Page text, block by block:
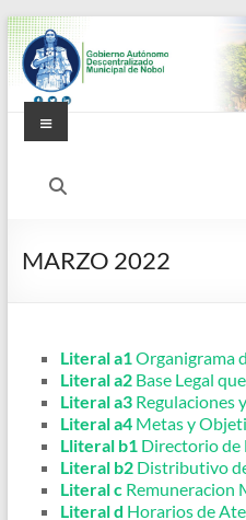
Saltar
al
contenido
Alcaldía
de
Menú
MARZO 2022
Literal a1Organigrama
Literal a2 Base Legal
Literal a3 Regulaciones
Literal a4 Metas y
Lliteral b1 Directorio de
Literal b2 Distributivo
Literal c Remuneracion
Literal d Horarios de